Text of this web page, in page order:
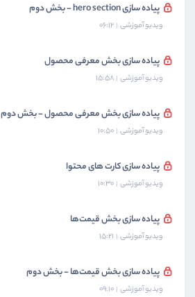
پیاده سازی hero section - بخش دوم
ویدیو آموزشی 06:12
پیاده سازی بخش معرفی محصول
ویدیو آموزشی 15:58
پیاده سازی بخش معرفی محصول - بخش دوم
ویدیو آموزشی 10:50
پیاده سازی کارت های محتوا
ویدیو آموزشی 10:30
پیاده سازی بخش قیمت‌ها
ویدیو آموزشی 15:21
پیاده سازی بخش قیمت‌ها - بخش دوم
ویدیو آموزشی 09:10